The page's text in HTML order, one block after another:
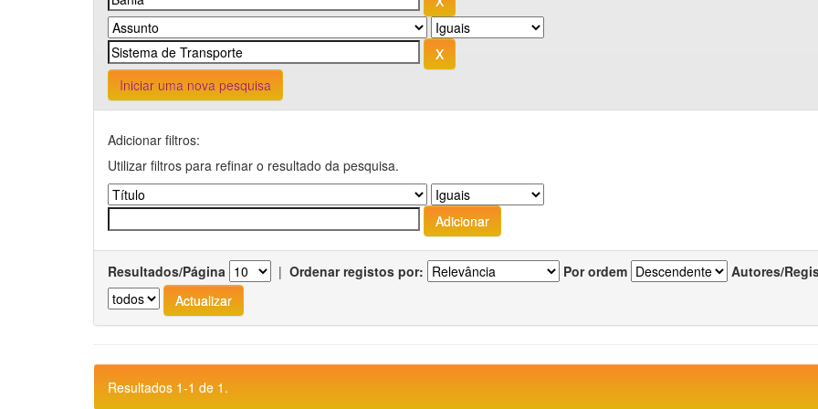
Iniciar uma nova pesquisa
Adicionar filtros:
Utilizar filtros para refinar o resultado da pesquisa.
Resultados/Página | Ordenar registos por: Por ordem Autores/
Resultados 1-1 de 1.